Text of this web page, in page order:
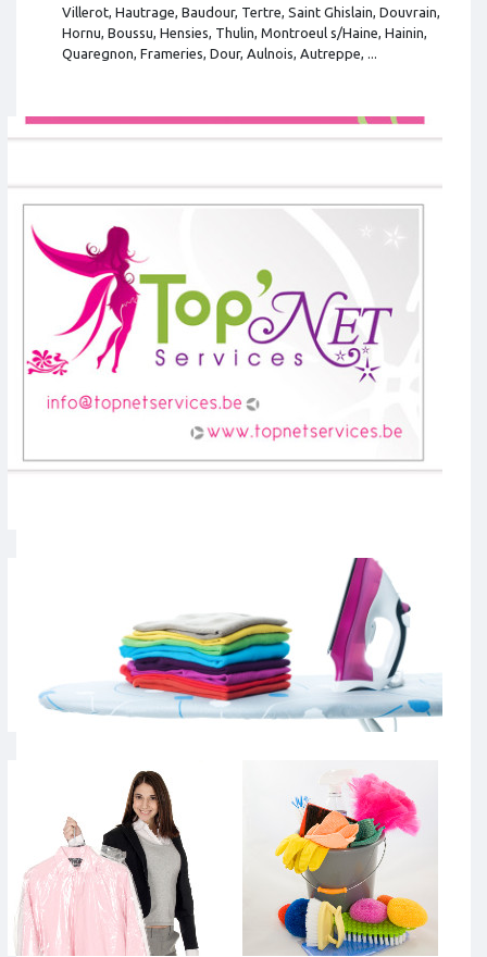
Villerot, Hautrage, Baudour, Tertre, Saint Ghislain, Douvrain,
Hornu, Boussu, Hensies, Thulin, Montroeul s/Haine, Hainin,
Quaregnon, Frameries, Dour, Aulnois, Autreppe, ...